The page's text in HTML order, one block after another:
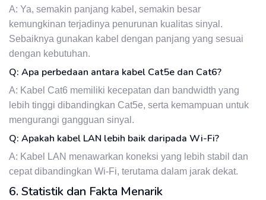
A: Ya, semakin panjang kabel, semakin besar
kemungkinan terjadinya penurunan kualitas sinyal.
Sebaiknya gunakan kabel dengan panjang yang sesuai
dengan kebutuhan.
Q: Apa perbedaan antara kabel Cat5e dan Cat6?
A: Kabel Cat6 memiliki kecepatan dan bandwidth yang
lebih tinggi dibandingkan Cat5e, serta kemampuan untuk
mengurangi gangguan sinyal.
Q: Apakah kabel LAN lebih baik daripada Wi-Fi?
A: Kabel LAN menawarkan koneksi yang lebih stabil dan
cepat dibandingkan Wi-Fi, terutama dalam jarak dekat.
6. Statistik dan Fakta Menarik